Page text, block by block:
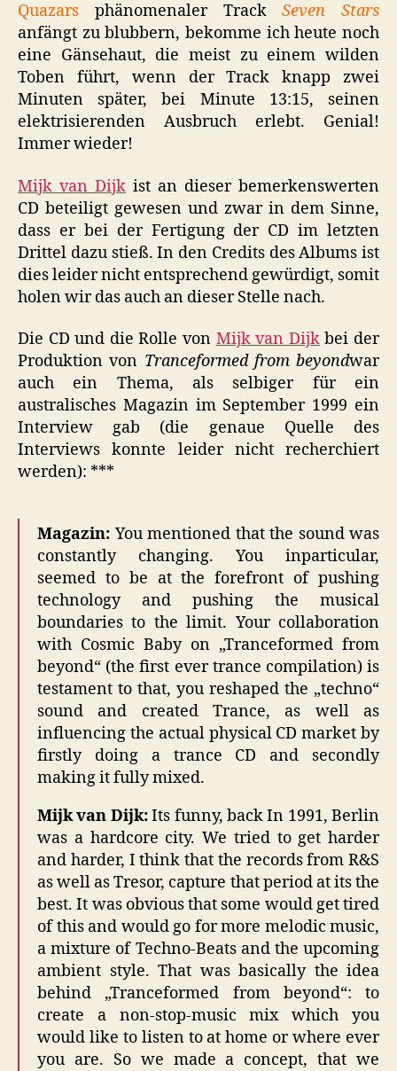
Quazars phänomenaler TrackSeven Stars
anfängt zu blubbern, bekomme ich heute noch
eine Gänsehaut, die meist zu einem wilden
Toben führt, wenn der Track knapp zwei
Minuten später, bei Minute 13:15, seinen
elektrisierenden Ausbruch erlebt. Genial!
Immer wieder!
Mijk van Dijk ist an dieser bemerkenswerten
CD beteiligt gewesen und zwar in dem Sinne,
dass er bei der Fertigung der CD im letzten
Drittel dazu stieß. In den Credits des Albums ist
dies leider nicht entsprechend gewürdigt, somit
holen wir das auch an dieser Stelle nach.
Die CD und die Rolle von Mijk van Dijkbei der
Produktion von Tranceformed from beyondwar
auch ein Thema, als selbiger für ein
australisches Magazin im September 1999 ein
Interview gab (die genaue Quelle des
Interviews konnte leider nicht recherchiert
werden): ***
Magazin: You mentioned that the sound was
constantly changing. You inparticular,
seemed to be at the forefront of pushing
technology and pushing the musical
boundaries to the limit. Your collaboration
with Cosmic Baby on „Tranceformed from
beyond“ (the first ever trance compilation) is
testament to that, you reshaped the „techno“
sound and created Trance, as well as
influencing the actual physical CD market by
firstly doing a trance CD and secondly
making it fully mixed.
Mijk van Dijk:Its funny, back In 1991, Berlin
was a hardcore city. We tried to get harder
and harder, I think that the records from R&S
as well as Tresor, capture that period at its the
best. It was obvious that some would get tired
of this and would go for more melodic music,
a mixture of Techno-Beats and the upcoming
ambient style. That was basically the idea
behind „Tranceformed from beyond“: to
create a non-stop-music mix which you
would like to listen to at home or where ever
you are. So we made a concept, that we